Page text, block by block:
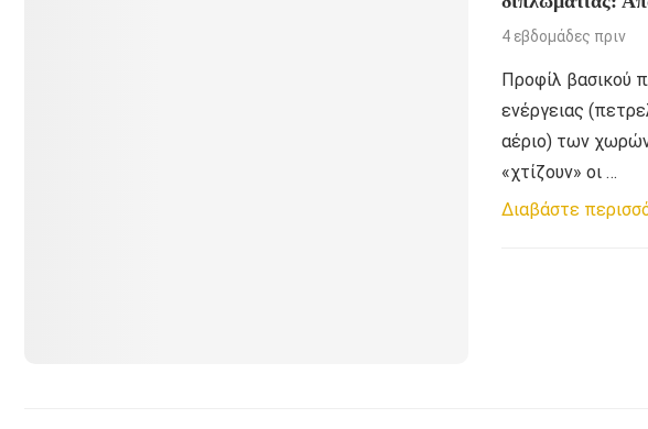
προμηθευτές
4 εβδομάδες πριν
Προφίλ βασικού
ενέργειας
αέριο) των
«χτίζουν» οι …
Διαβάστε